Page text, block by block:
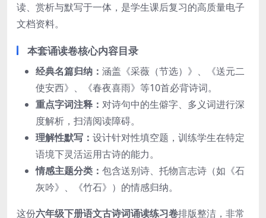
读、赏析与默写于一体，是学生课后复习的高质量电子
文档资料。
本套诵读卷核心内容目录
经典名篇归纳： 涵盖《采薇（节选）》、《送元二
使安西》、《春夜喜雨》等10首必背诗词。
重点字词注释： 对诗句中的生僻字、多义词进行深
度解析，扫清阅读障碍。
理解性默写： 设计针对性填空题，训练学生在特定
语境下灵活运用古诗的能力。
情感主题分类： 包含送别诗、托物言志诗（如《石
灰吟》、《竹石》）的情感归纳。
这份六年级下册语文古诗词诵读练习卷排版整洁，非常